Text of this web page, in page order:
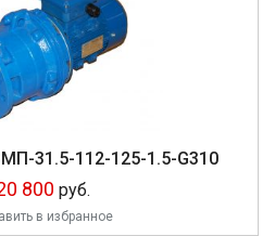
31.5-112-125-1.5-G310
800 руб.
в избранное